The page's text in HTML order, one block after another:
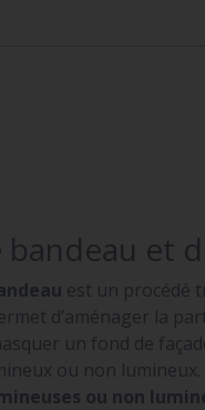
bandeau et
est un procédé
d’aménager la
un fond de
ou non lumineux.
ou non